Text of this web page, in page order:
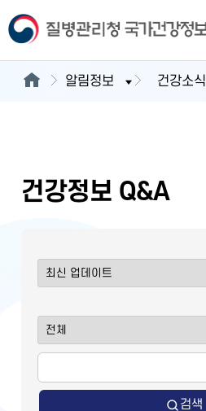
알림정보 건강소식
건강정보 Q&A
검색